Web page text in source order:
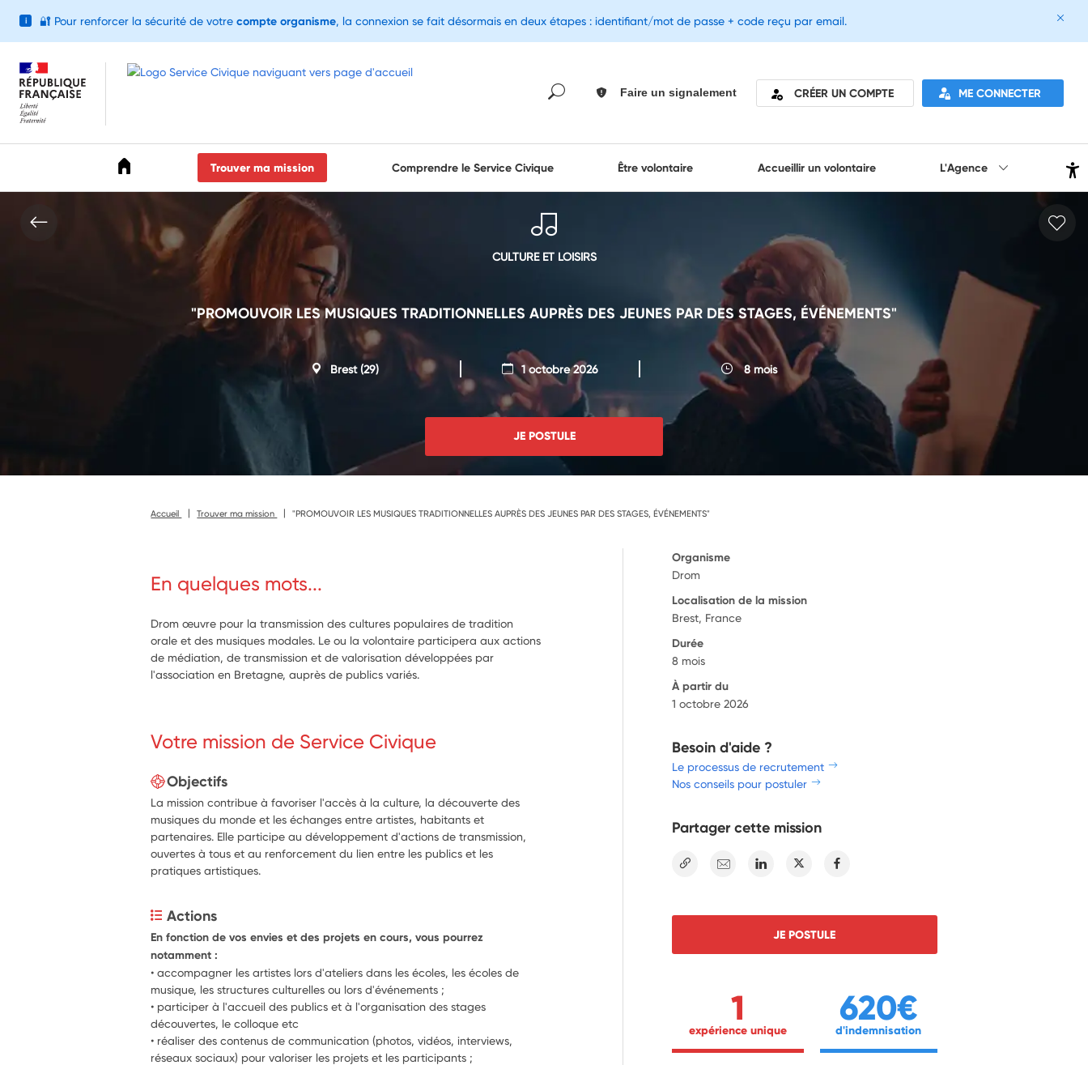
Faire un signalement CRÉER UN COMPTE ME CONNECTER
Trouver ma mission Comprendre le Service Civique Être volontaire Accueillir un volontaire L'Agence
CULTURE ET LOISIRS
"PROMOUVOIR LES MUSIQUES TRADITIONNELLES AUPRÈS DES JEUNES PAR DES STAGES, ÉVÉNEMENTS"
Brest(29) 1 octobre 2026 8 mois
JE POSTULE
Accueil Trouver ma mission "PROMOUVOIR LES MUSIQUES TRADITIONNELLES AUPRÈS DES JEUNES PAR DES STAGES, ÉVÉNEMENTS"
En quelques mots...
Drom œuvre pour la transmission des cultures populaires de tradition
orale et des musiques modales. Le ou la volontaire participera aux actions
de médiation, de transmission et de valorisation développées par
l'association en Bretagne, auprès de publics variés.
Votre mission de Service Civique
Objectifs
La mission contribue à favoriser l'accès à la culture, la découverte des
musiques du monde et les échanges entre artistes, habitants et
partenaires. Elle participe au développement d'actions de transmission,
ouvertes à tous et au renforcement du lien entre les publics et les
pratiques artistiques.
Actions
En fonction de vos envies et des projets en cours, vous pourrez
notamment :
• accompagner les artistes lors d'ateliers dans les écoles, les écoles de
musique, les structures culturelles ou lors d'événements ;
• participer à l'accueil des publics et à l'organisation des stages
• réaliser des contenus de communication (photos, vidéos, interviews,
réseaux sociaux) pour valoriser les projets et les participants ;
Organisme
Drom
Localisation de la mission
Brest, France
Durée
8 mois
À partir du
1 octobre 2026
Besoin d'aide ?
Le processus de recrutement
Nos conseils pour postuler
Partager cette mission
E-mail Linkedin Twitter
JE POSTULE
1
expérience unique
620€
d'indemnisation
i 🔐 Pour renforcer la sécurité de votre compte organisme, la connexion se fait désormais en deux étapes : identifiant/mot de passe + code reçu par email.